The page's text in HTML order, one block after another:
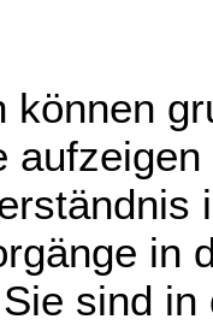
können
in
sind